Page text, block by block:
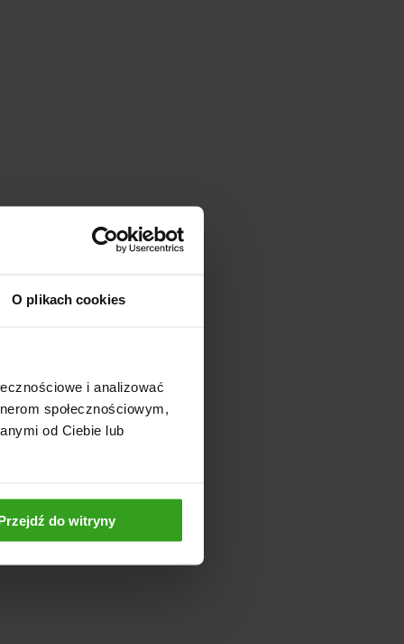
O plikach cookies
i analizować
społecznościowym,
od Ciebie lub
do witryny